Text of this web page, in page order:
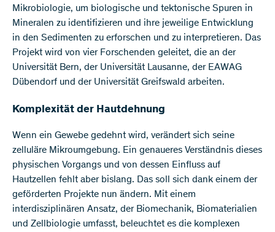
Mikrobiologie, um biologische und tektonische Spuren in
Mineralen zu identifizieren und ihre jeweilige Entwicklung
in den Sedimenten zu erforschen und zu interpretieren. Das
Projekt wird von vier Forschenden geleitet, die an der
Universität Bern, der Universität Lausanne, der EAWAG
Dübendorf und der Universität Greifswald arbeiten.
Komplexität der Hautdehnung
Wenn ein Gewebe gedehnt wird, verändert sich seine
zelluläre Mikroumgebung. Ein genaueres Verständnis dieses
physischen Vorgangs und von dessen Einfluss auf
Hautzellen fehlt aber bislang. Das soll sich dank einem der
geförderten Projekte nun ändern. Mit einem
interdisziplinären Ansatz, der Biomechanik, Biomaterialien
und Zellbiologie umfasst, beleuchtet es die komplexen